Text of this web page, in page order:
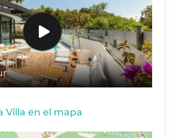
Villa en el mapa